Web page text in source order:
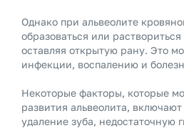
Однако при альвеолите
образоваться или
оставляя открытую рану. Это
инфекции, воспалению и
Некоторые факторы, которые
развития альвеолита,
удаление зуба, недостаточную